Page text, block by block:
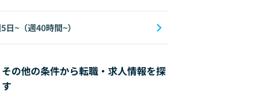
日~（週40時間~）
その他の条件から転職・求人情報を探
す